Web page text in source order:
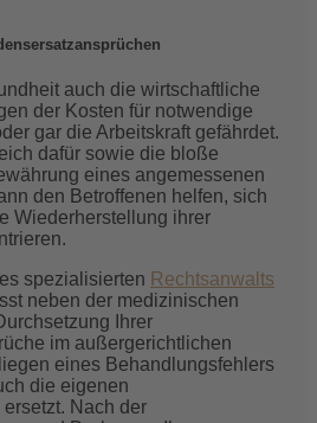
auch die wirtschaftliche
der Kosten für notwendige
gar die Arbeitskraft gefährdet.
dafür sowie die bloße
eines angemessenen
den Betroffenen helfen, sich
Wiederherstellung ihrer
spezialisierten Rechtsanwalts
neben der medizinischen
Ihrer
im außergerichtlichen
eines Behandlungsfehlers
die eigenen
Nach der